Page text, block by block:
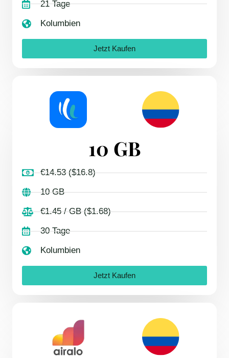
21 Tage
Kolumbien
Jetzt Kaufen
10 GB
€14.53 ($16.8)
10 GB
€1.45 / GB ($1.68)
30 Tage
Kolumbien
Jetzt Kaufen